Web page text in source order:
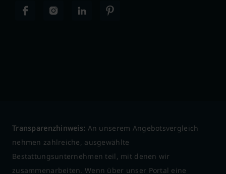
Transparenzhinweis: An unserem Angebotsvergleich
nehmen zahlreiche, ausgewählte
Bestattungsunternehmen teil, mit denen wir
zusammenarbeiten. Wenn über unser Portal eine